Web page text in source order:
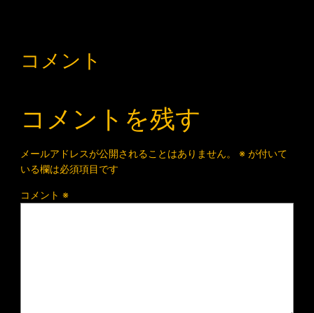
コメント
コメントを残す
メールアドレスが公開されることはありません。 ※が付いて
いる欄は必須項目です
コメント ※